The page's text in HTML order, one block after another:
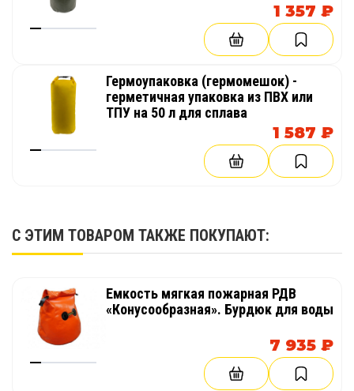
1 357 ₽
Гермоупаковка (гермомешок) -
герметичная упаковка из ПВХ или
ТПУ на 50 л для сплава
1 587 ₽
С ЭТИМ ТОВАРОМ ТАКЖЕ ПОКУПАЮТ:
Емкость мягкая пожарная РДВ
«Конусообразная». Бурдюк для воды
7 935 ₽